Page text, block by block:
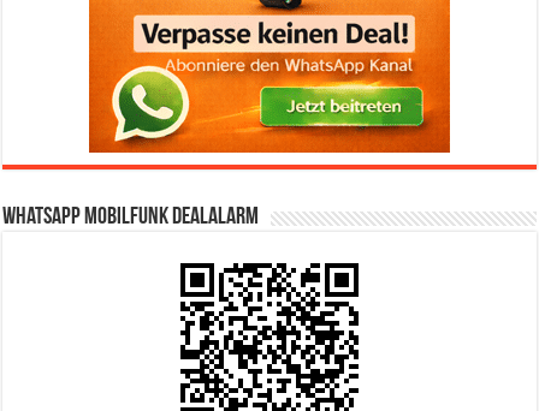
WhatsApp Mobilfunk DealAlarm